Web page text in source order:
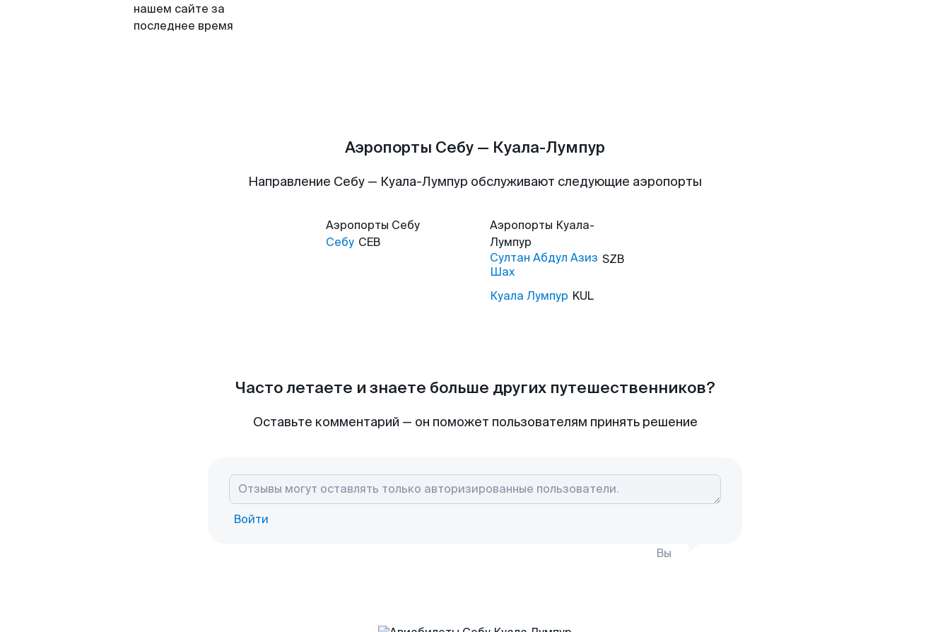
нашем сайте за
последнее время
Аэропорты Себу — Куала-Лумпур
Направление Себу — Куала-Лумпур обслуживают следующие аэропорты
Аэропорты Себу
Себу CEB
Аэропорты Куала-
Лумпур
Султан Абдул Азиз
Шах
SZB
Куала Лумпур KUL
Часто летаете и знаете больше других путешественников?
Оставьте комментарий — он поможет пользователям принять решение
Войти
Вы